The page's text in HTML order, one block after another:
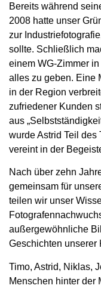
Bereits während
2008 hatte unser
zur
sollte. Schließlich
einem WG-Zimmer
alles zu geben. Eine
in der Region
zufriedener Kunden
aus
wurde Astrid Teil des
vereint in der
Nach über zehn
gemeinsam für
teilen wir unser
außergewöhnliche
Geschichten unserer
Timo, Astrid, Niklas,
Menschen hinter der